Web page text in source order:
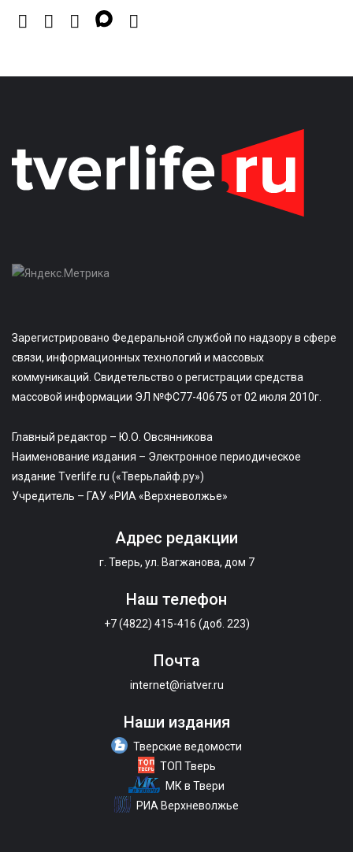
Зарегистрировано Федеральной службой по надзору в сфере
связи, информационных технологий и массовых
коммуникаций. Свидетельство о регистрации средства
массовой информации ЭЛ №ФС77-40675 от 02 июля 2010г.
Главный редактор – Ю.О. Овсянникова
Наименование издания – Электронное периодическое
издание Tverlife.ru («Тверьлайф.ру»)
Учредитель – ГАУ «РИА «Верхневолжье»
Адрес редакции
г. Тверь, ул. Вагжанова, дом 7
Наш телефон
+7 (4822) 415-416 (доб. 223)
Почта
internet@riatver.ru
Наши издания
Тверские ведомости
ТОП Тверь
МК в Твери
РИА Верхневолжье